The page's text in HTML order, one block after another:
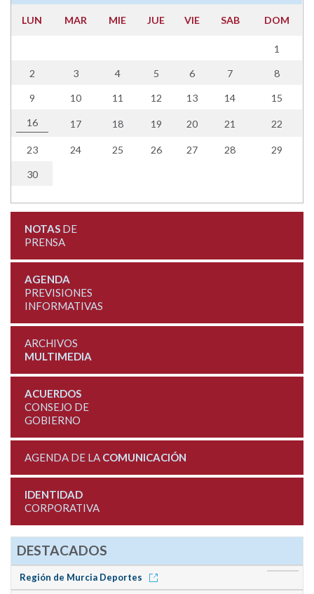
LUN MAR MIE JUE VIE SAB DOM
1
2 3 4 5 6 7 8
9 10 11 12 13 14 15
16 17 18 19 20 21 22
23 24 25 26 27 28 29
30
NOTASDE
PRENSA
AGENDA
PREVISIONES
INFORMATIVAS
ARCHIVOS
MULTIMEDIA
ACUERDOS
CONSEJO DE
GOBIERNO
AGENDA DE LA COMUNICACIÓN
IDENTIDAD
CORPORATIVA
DESTACADOS
Región de Murcia Deportes